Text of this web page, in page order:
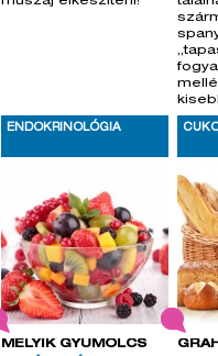
tálalt
ENDOKRINOLÓGIA
MELYIK GYÜMÖLCS